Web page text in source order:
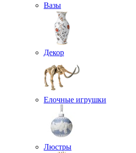
Вазы
Декор
Елочные игрушки
Люстры